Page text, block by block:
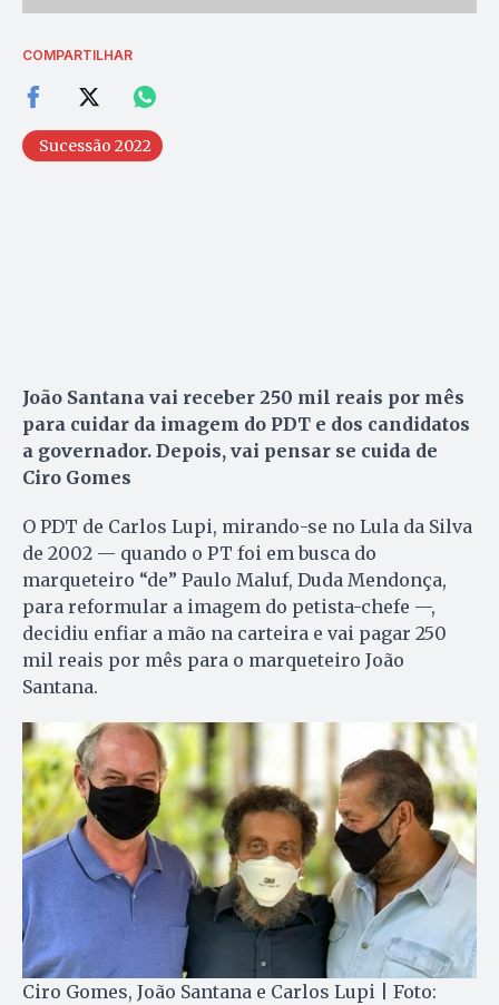
COMPARTILHAR
Sucessão 2022
João Santana vai receber 250 mil reais por mês
para cuidar da imagem do PDT e dos candidatos
a governador. Depois, vai pensar se cuida de
Ciro Gomes
O PDT de Carlos Lupi, mirando-se no Lula da Silva
de 2002 — quando o PT foi em busca do
marqueteiro “de” Paulo Maluf, Duda Mendonça,
para reformular a imagem do petista-chefe —,
decidiu enfiar a mão na carteira e vai pagar 250
mil reais por mês para o marqueteiro João
Santana.
Ciro Gomes, João Santana e Carlos Lupi | Foto: